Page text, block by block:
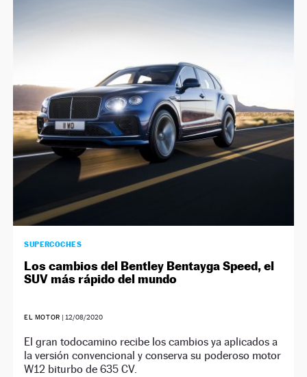
SUPERCOCHES
Los cambios del Bentley Bentayga Speed, el
SUV más rápido del mundo
EL MOTOR | 12/08/2020
El gran todocamino recibe los cambios ya aplicados a
la versión convencional y conserva su poderoso motor
W12 biturbo de 635 CV.